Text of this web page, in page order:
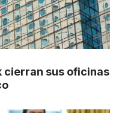
cierran sus oficinas